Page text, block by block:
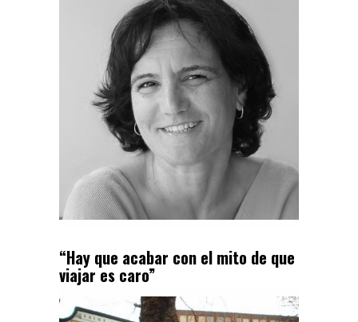
“Hay que acabar con el mito de que
viajar es caro”